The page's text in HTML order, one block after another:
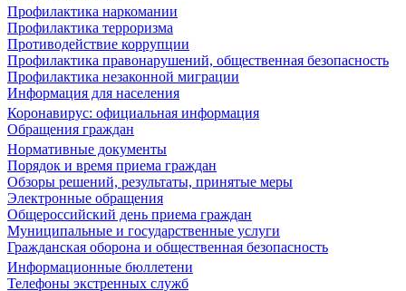
Профилактика наркомании
Профилактика терроризма
Противодействие коррупции
Профилактика правонарушений, общественная безопасность
Профилактика незаконной миграции
Информация для населения
Коронавирус: официальная информация
Обращения граждан
Нормативные документы
Порядок и время приема граждан
Обзоры решений, результаты, принятые меры
Электронные обращения
Общероссийский день приема граждан
Муниципальные и государственные услуги
Гражданская оборона и общественная безопасность
Информационные бюллетени
Телефоны экстренных служб